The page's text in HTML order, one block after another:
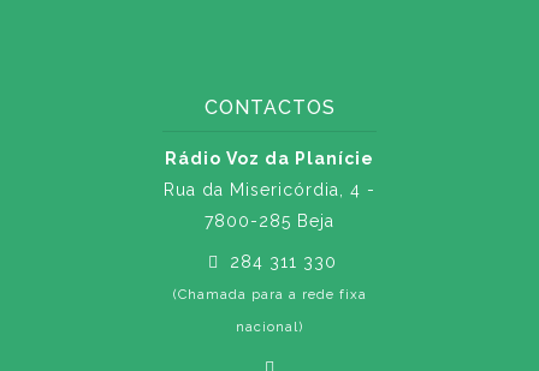
CONTACTOS
Rádio Voz da Planície
Rua da Misericórdia, 4 -
7800-285 Beja
284 311 330
(Chamada para a rede fixa
nacional)